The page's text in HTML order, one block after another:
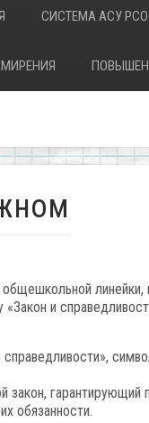
СИСТЕМА АСУ РСО
«Закон и
гарантирующий
обязанности.